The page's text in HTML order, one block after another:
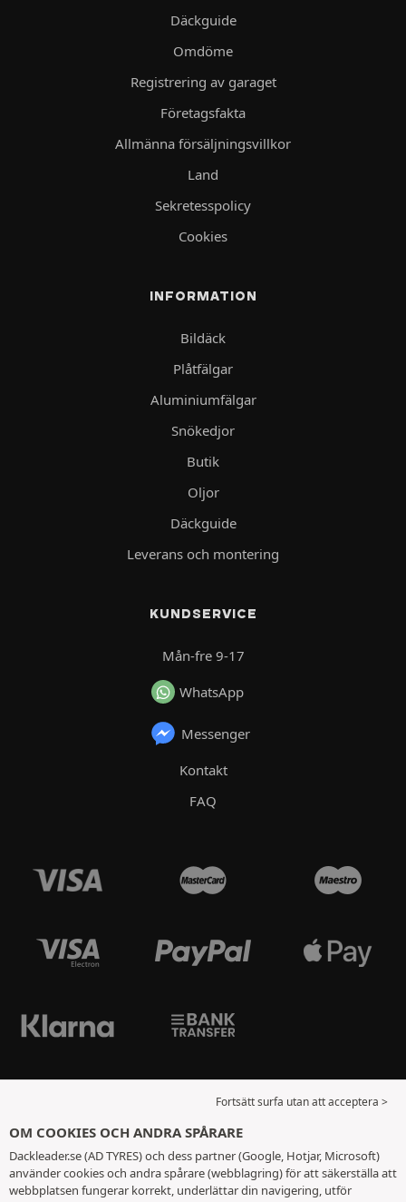
Däckguide
Omdöme
Registrering av garaget
Företagsfakta
Allmänna försäljningsvillkor
Land
Sekretesspolicy
Cookies
INFORMATION
Bildäck
Plåtfälgar
Aluminiumfälgar
Snökedjor
Butik
Oljor
Däckguide
Leverans och montering
KUNDSERVICE
Mån-fre 9-17
WhatsApp
Messenger
Kontakt
FAQ
Fortsätt surfa utan att acceptera >
OM COOKIES OCH ANDRA SPÅRARE
Dackleader.se (AD TYRES) och dess partner (Google, Hotjar, Microsoft)
använder cookies och andra spårare (webblagring) för att säkerställa att
webbplatsen fungerar korrekt, underlättar din navigering, utför